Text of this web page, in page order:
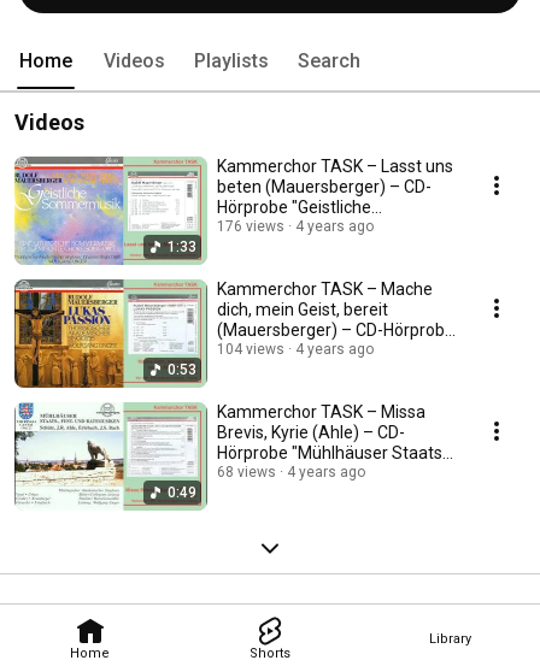
Home Shorts
Library
Home Videos Playlists Search
Videos
1:33
Kammerchor TASK – Lasst uns
beten (Mauersberger) – CD-
Hörprobe "Geistliche
Sommermusik"
176 views 4 years ago
0:53
Kammerchor TASK – Mache
dich, mein Geist, bereit
(Mauersberger) – CD-Hörprobe
"Lukaspassion"
104 views 4 years ago
0:49
Kammerchor TASK – Missa
Brevis, Kyrie (Ahle) – CD-
Hörprobe "Mühlhäuser Staats-,
Fest- & Ratsmusiken"
68 views 4 years ago